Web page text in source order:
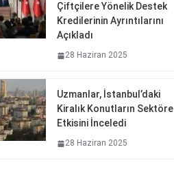
Çiftçilere Yönelik Destek
Kredilerinin Ayrıntılarını
Açıkladı
28 Haziran 2025
Uzmanlar, İstanbul’daki
Kiralık Konutların Sektöre
Etkisini İnceledi
28 Haziran 2025